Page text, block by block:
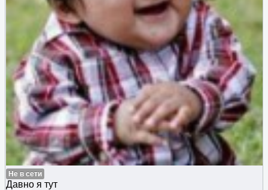
Не в сети
Давно я тут